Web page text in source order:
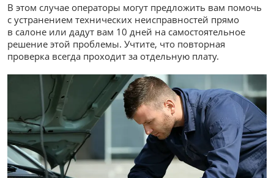
В этом случае операторы могут предложить вам помочь
с устранением технических неисправностей прямо
в салоне или дадут вам 10 дней на самостоятельное
решение этой проблемы. Учтите, что повторная
проверка всегда проходит за отдельную плату.